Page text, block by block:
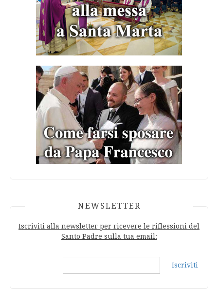
NEWSLETTER
Iscriviti alla newsletter per ricevere le riflessioni del
Santo Padre sulla tua email:
Iscriviti